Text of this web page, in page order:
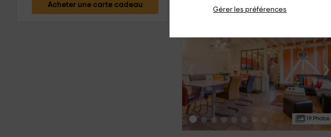
Gérer les préférences
Acheter une carte cadeau
‹ ›
19 Photos